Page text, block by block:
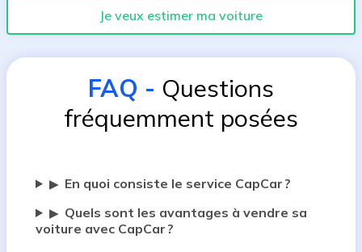
Je veux estimer ma voiture
FAQ - Questions
fréquemment posées
▶ En quoi consiste le service CapCar ?
▶ Quels sont les avantages à vendre sa
voiture avec CapCar ?